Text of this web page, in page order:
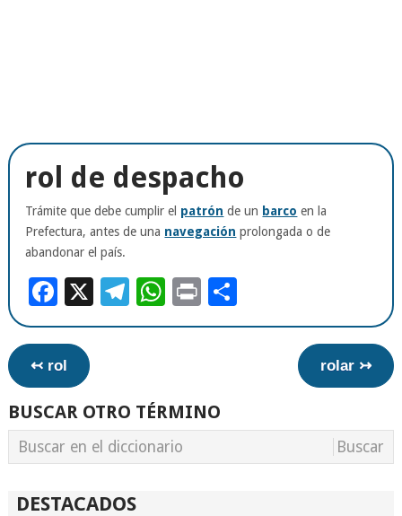
rol de despacho
Trámite que debe cumplir el patrón de un barco en la
Prefectura, antes de una navegación prolongada o de
abandonar el país.
Facebook
X Telegram
WhatsApp
Print
↢ rol rolar ↣
BUSCAR OTRO TÉRMINO
DESTACADOS